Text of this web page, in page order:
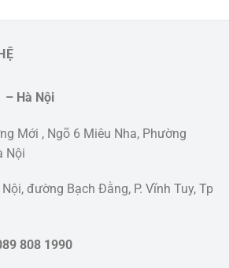
– Hà Nội
Mới , Ngõ 6 Miêu Nha, Phường
Nội
đường Bạch Đằng, P. Vĩnh Tuy, Tp
808 1990